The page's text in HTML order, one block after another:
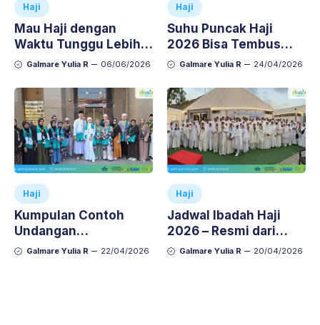
Haji
Mau Haji dengan
Waktu Tunggu Lebih
Singkat? Pilih Paket
Galmare Yulia R 06/06/2026
Haji
Suhu Puncak Haji
2026 Bisa Tembus
40°C, Ini Risiko yang
Galmare Yulia R 24/04/2026
Haji
Kumpulan Contoh
Undangan
Walimatussafar Haji
Galmare Yulia R 22/04/2026
Haji
Jadwal Ibadah Haji
2026 – Resmi dari
Kemenhaj RI
Galmare Yulia R 20/04/2026